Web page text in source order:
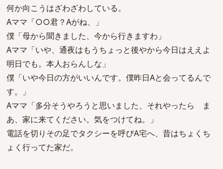
何か向こうはざわざわしている。
Aママ「○○君？Aがね、」
僕「母から聞きました、今から行きますわ」
Aママ「いや、通夜はもうちょっと後やから今日はええよ
明日でも。本人おらんしな」
僕「いや今日の方がいいんです。僕昨日Aと会ってるんで
す。」
Aママ「多分そうやろうと思いました、それやったら ま
あ、家に来てください。気をつけてね。」
電話を切りその足でタクシーを呼びA宅へ、昔はちょくち
ょく行ってた家だ。